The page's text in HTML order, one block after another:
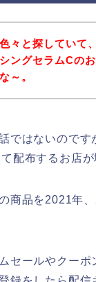
々と探していて
ングセラムCの
～。
ではないのです
配布するお店が
商品を2021年
セールやクー